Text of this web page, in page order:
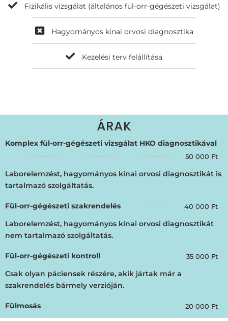
Fizikális vizsgálat (általános fül-orr-gégészeti vizsgálat)
Hagyományos kínai orvosi diagnosztika
Kezelési terv felállítása
ÁRAK
Komplex fül-orr-gégészeti vizsgálat HKO diagnosztikával
50 000 Ft
Laborelemzést, hagyományos kínai orvosi diagnosztikát is
tartalmazó szolgáltatás.
Fül-orr-gégészeti szakrendelés 40 000 Ft
Laborelemzést, hagyományos kínai orvosi diagnosztikát
nem tartalmazó szolgáltatás.
Fül-orr-gégészeti kontroll 35 000 Ft
Csak olyan páciensek részére, akik jártak már a
szakrendelés bármely verzióján.
Fülmosás 20 000 Ft